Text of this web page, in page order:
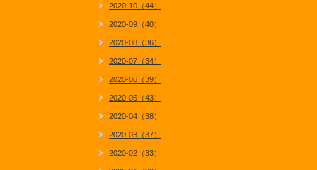
2020-10（44）
2020-09（40）
2020-08（36）
2020-07（34）
2020-06（39）
2020-05（43）
2020-04（38）
2020-03（37）
2020-02（33）